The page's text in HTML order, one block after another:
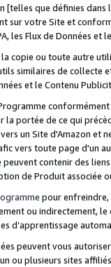
[telles que définies dans
sur votre Site et
les Flux de Données
copie ou toute autre
similaires de
et le Contenu
la portée de ce qui
un Site d'Amazon et
vers toute page d'un
contenir des
de Produit associée
pour
ou indirectement,
d’apprentissage
peuvent vous
plusieurs sites